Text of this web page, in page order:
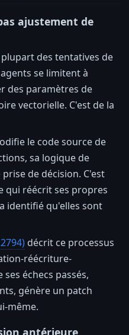
ajustement de
des tentatives de
se limitent à
des paramètres de
vectorielle. C'est de la
le code source de
sa logique de
de décision. C'est
qui réécrit ses propres
identifié qu'elles sont
décrit ce processus
réécriture-
échecs passés,
génère un patch
même.
antérieure